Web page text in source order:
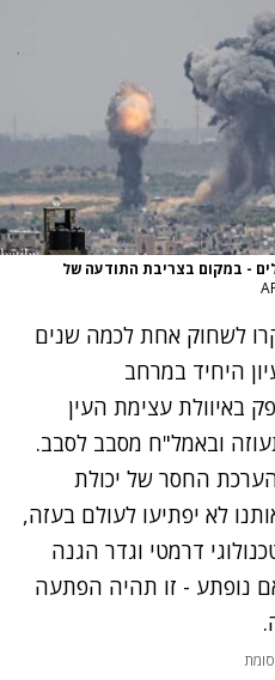
- במקום בצריבת התודעה של
לשחוק אחת לכמה שנים
היחיד במרחב
באיוולת עצימת העין
ובאמל"ח מסבב לסבב.
החסר של יכולת
לא יפתיעו לעולם בעזה,
דרמטי וגדר הגנה
נופתע - זו תהיה הפתעה